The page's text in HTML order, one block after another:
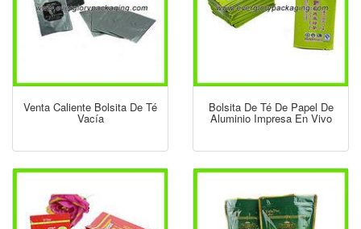
Venta Caliente Bolsita De Té
Vacía
Bolsita De Té De Papel De
Aluminio Impresa En Vivo